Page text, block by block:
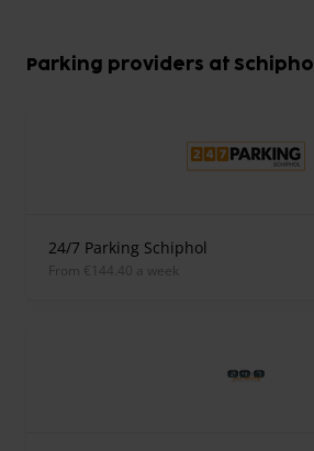
Parking providers at Schiphol
24/7 Parking Schiphol
from €144.40 a week